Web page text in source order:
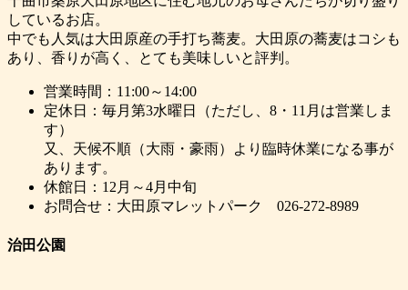
しているお店。
中でも人気は大田原産の手打ち蕎麦。大田原の蕎麦はコシも
あり、香りが高く、とても美味しいと評判。
営業時間：11:00～14:00
定休日：毎月第3水曜日（ただし、8・11月は営業しま
す）
又、天候不順（大雨・豪雨）より臨時休業になる事が
あります。
休館日：12月～4月中旬
お問合せ：大田原マレットパーク 026-272-8989
治田公園